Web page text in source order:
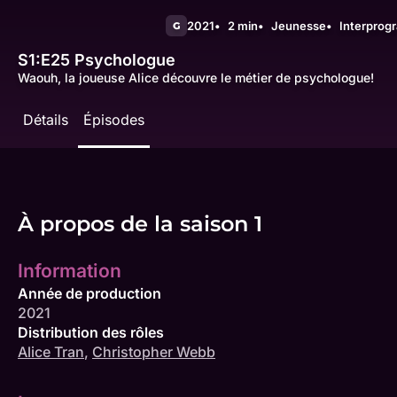
G 2021 2 min Jeunesse
S1:E25 Psychologue
Waouh, la joueuse Alice découvre le métier de psychologue!
Détails Épisodes
À propos de la saison 1
Information
Année de production
2021
Distribution des rôles
Alice Tran, Christopher Webb